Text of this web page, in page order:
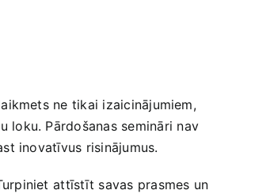
ne tikai izaicinājumiem,
loku. Pārdošanas semināri‌ nav
inovatīvus risinājumus.
⁢attīstīt savas prasmes un